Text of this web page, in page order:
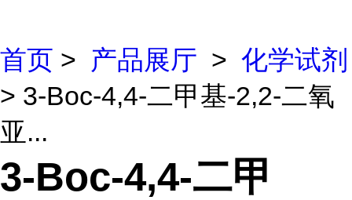
首页 > 产品展厅 > 化学试剂
> 3-Boc-4,4-二甲基-2,2-二氧
亚...
3-Boc-4,4-二甲